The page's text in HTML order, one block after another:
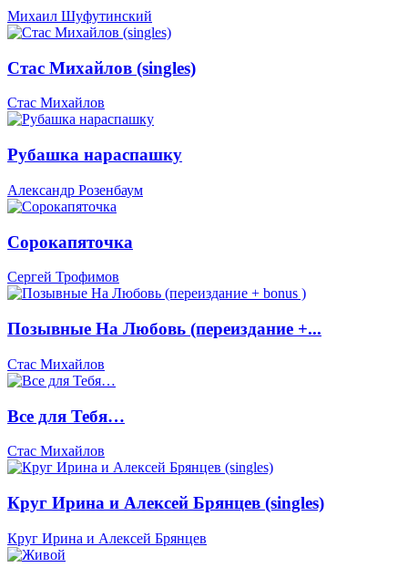
Михаил Шуфутинский
Стас Михайлов (singles)
Стас Михайлов
Рубашка нараспашку
Александр Розенбаум
Сорокапяточка
Сергей Трофимов
Позывные На Любовь (переиздание +...
Стас Михайлов
Все для Тебя…
Стас Михайлов
Круг Ирина и Алексей Брянцев (singles)
Круг Ирина и Алексей Брянцев